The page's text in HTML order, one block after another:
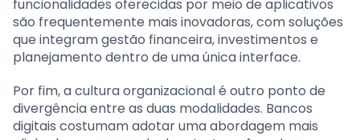
funcionalidades oferecidas por meio de aplicativos
são frequentemente mais inovadoras, com soluções
que integram gestão financeira, investimentos e
planejamento dentro de uma única interface.
Por fim, a cultura organizacional é outro ponto de
divergência entre as duas modalidades. Bancos
digitais costumam adotar uma abordagem mais